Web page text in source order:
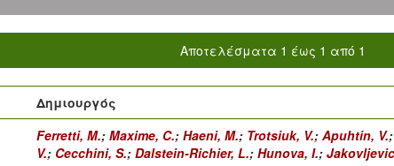
Αποτελέσματα 1 έως 1 από 1
Δημιουργός
Ferretti, M.; Maxime, C.; Haeni, M.; Trotsiuk, V.; Apuhtin, V.;
V.; Cecchini, S.; Dalstein-Richier, L.; Hunova, I.;